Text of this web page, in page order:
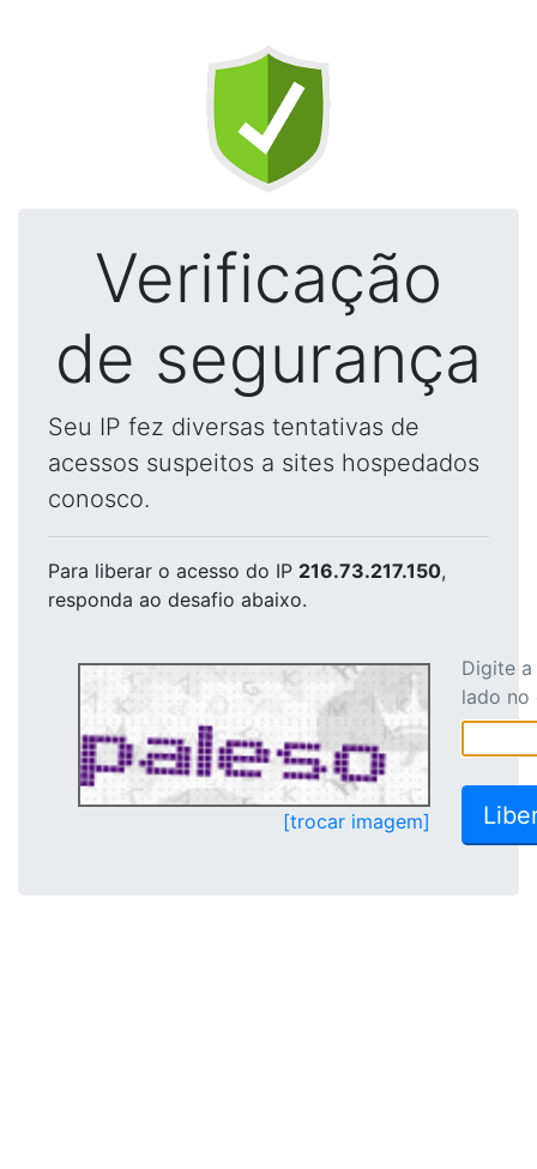
Verificação
de segurança
Seu IP fez diversas tentativas de
acessos suspeitos a sites hospedados
conosco.
Para liberar o acesso do IP 216.73.217.150,
responda ao desafio abaixo.
[trocar imagem]
Digite
lado no